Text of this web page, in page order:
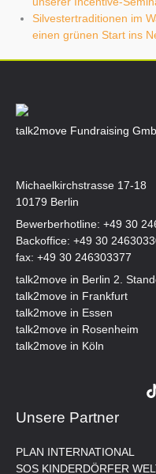
Silvestertraditionen im
einen grünen Start ins
talk2move Fundraising
Michaelkirchstrasse 17-18
10179 Berlin
Bewerberhotline: +49 30
Backoffice: +49 30
fax: +49 30 246303377
talk2move in Berlin 2.
talk2move in Frankfurt
talk2move in Essen
talk2move in Rosenheim
talk2move in Köln
Unsere Partner
PLAN INTERNATIONAL
SOS KINDERDÖRFER